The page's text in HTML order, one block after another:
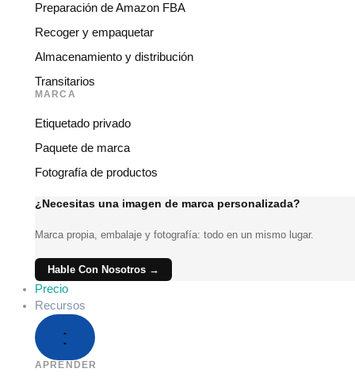
Preparación de Amazon FBA
Recoger y empaquetar
Almacenamiento y distribución
Transitarios
MARCA
Etiquetado privado
Paquete de marca
Fotografía de productos
¿Necesitas una imagen de marca personalizada?
Marca propia, embalaje y fotografía: todo en un mismo lugar.
Hable Con Nosotros →
Precio
Recursos
APRENDER